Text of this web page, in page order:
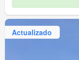
Actualizado